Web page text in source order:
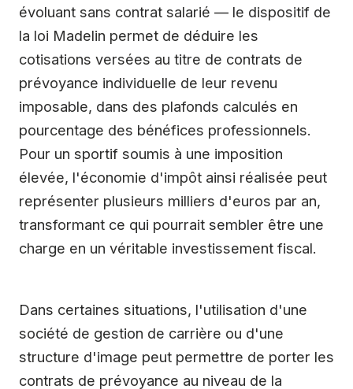
évoluant sans contrat salarié — le dispositif de
la loi Madelin permet de déduire les
cotisations versées au titre de contrats de
prévoyance individuelle de leur revenu
imposable, dans des plafonds calculés en
pourcentage des bénéfices professionnels.
Pour un sportif soumis à une imposition
élevée, l'économie d'impôt ainsi réalisée peut
représenter plusieurs milliers d'euros par an,
transformant ce qui pourrait sembler être une
charge en un véritable investissement fiscal.
Dans certaines situations, l'utilisation d'une
société de gestion de carrière ou d'une
structure d'image peut permettre de porter les
contrats de prévoyance au niveau de la